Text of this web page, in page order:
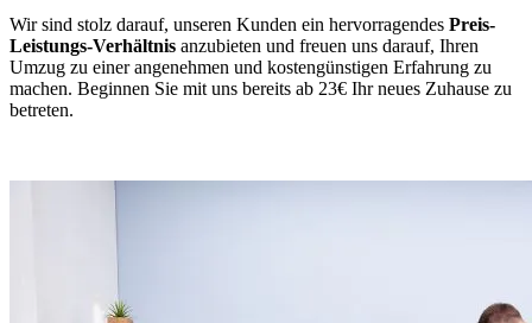
Wir sind stolz darauf, unseren Kunden ein hervorragendes Preis-
Leistungs-Verhältnis anzubieten und freuen uns darauf, Ihren
Umzug zu einer angenehmen und kostengünstigen Erfahrung zu
machen. Beginnen Sie mit uns bereits ab 23€ Ihr neues Zuhause zu
betreten.